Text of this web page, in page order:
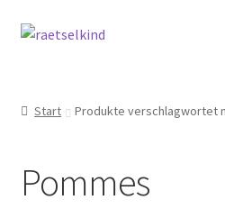
Zur
Zum
Cookie-Richtlinie (EU)
Start Produkte verschlagwortet
Pommes